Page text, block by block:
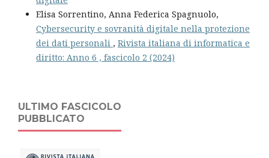
Elisa Sorrentino, Anna Federica Spagnuolo,
Cybersecurity e sovranità digitale nella protezione
dei dati personali , Rivista italiana di informatica e
diritto: Anno 6 , fascicolo 2 (2024)
ULTIMO FASCICOLO
PUBBLICATO